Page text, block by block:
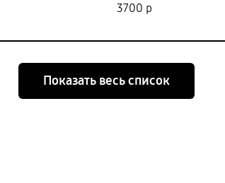
3700 р
Показать весь список